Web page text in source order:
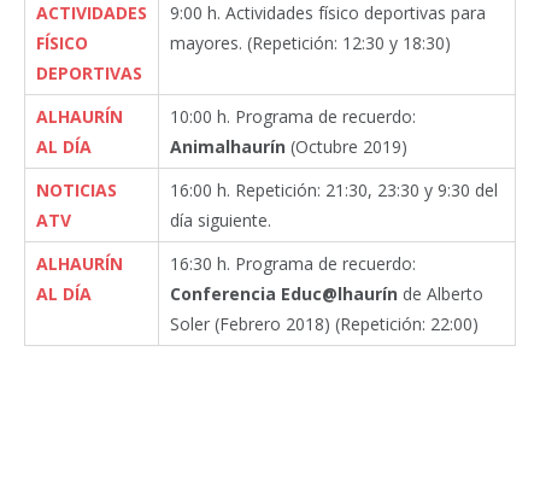
ACTIVIDADES
FÍSICO
DEPORTIVAS
9:00 h. Actividades físico deportivas para
mayores. (Repetición: 12:30 y 18:30)
ALHAURÍN
AL DÍA
10:00 h. Programa de recuerdo:
Animalhaurín (Octubre 2019)
NOTICIAS
ATV
16:00 h. Repetición: 21:30, 23:30 y 9:30 del
día siguiente.
ALHAURÍN
AL DÍA
16:30 h. Programa de recuerdo:
Conferencia Educ@lhaurín de Alberto
Soler (Febrero 2018) (Repetición: 22:00)